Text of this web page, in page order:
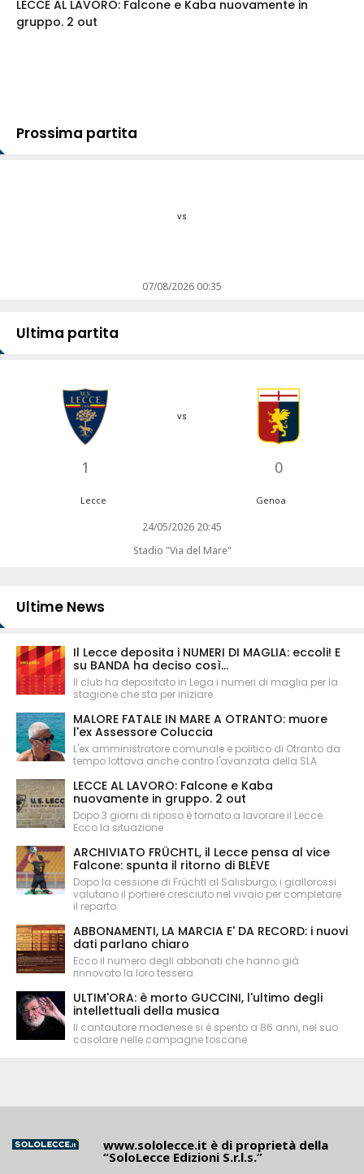
LECCE AL LAVORO: Falcone e Kaba nuovamente in
gruppo. 2 out
Prossima partita
vs
07/08/2026 00:35
Ultima partita
1
vs
0
Lecce Genoa
24/05/2026 20:45
Stadio "Via del Mare"
Ultime News
Il Lecce deposita i NUMERI DI MAGLIA: eccoli! E
su BANDA ha deciso così...
Il club ha depositato in Lega i numeri di maglia per la
stagione che sta per iniziare
MALORE FATALE IN MARE A OTRANTO: muore
l'ex Assessore Coluccia
L'ex amministratore comunale e politico di Otranto da
tempo lottava anche contro l'avanzata della SLA
LECCE AL LAVORO: Falcone e Kaba
nuovamente in gruppo. 2 out
Dopo 3 giorni di riposo è tornato a lavorare il Lecce.
Ecco la situazione
ARCHIVIATO FRÜCHTL, il Lecce pensa al vice
Falcone: spunta il ritorno di BLEVE
Dopo la cessione di Früchtl al Salisburgo, i giallorossi
valutano il portiere cresciuto nel vivaio per completare
il reparto.
ABBONAMENTI, LA MARCIA E' DA RECORD: i nuovi
dati parlano chiaro
Ecco il numero degli abbonati che hanno già
rinnovato la loro tessera
ULTIM'ORA: è morto GUCCINI, l'ultimo degli
intellettuali della musica
Il cantautore modenese si è spento a 86 anni, nel suo
casolare nelle campagne toscane
www.sololecce.it è di proprietà della
“SoloLecce Edizioni S.r.l.s.”